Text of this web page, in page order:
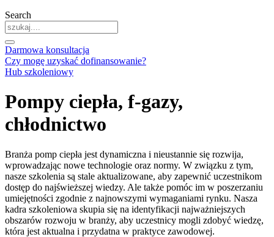
Search
Darmowa konsultacja
Czy mogę uzyskać dofinansowanie?
Hub szkoleniowy
Pompy ciepła, f-gazy,
chłodnictwo
Branża pomp ciepła jest dynamiczna i nieustannie się rozwija,
wprowadzając nowe technologie oraz normy. W związku z tym,
nasze szkolenia są stale aktualizowane, aby zapewnić uczestnikom
dostęp do najświeższej wiedzy. Ale także pomóc im w poszerzaniu
umiejętności zgodnie z najnowszymi wymaganiami rynku. Nasza
kadra szkoleniowa skupia się na identyfikacji najważniejszych
obszarów rozwoju w branży, aby uczestnicy mogli zdobyć wiedzę,
która jest aktualna i przydatna w praktyce zawodowej.